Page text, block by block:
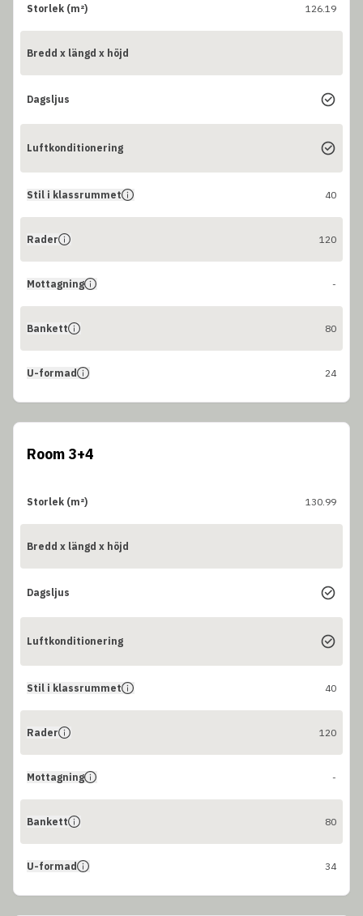
Storlek (m²) 126.19
Bredd x längd x höjd
Dagsljus
Luftkonditionering
Stil i klassrummet 40
Rader 120
Mottagning -
Bankett 80
U-formad 24
Room 3+4
Storlek (m²) 130.99
Bredd x längd x höjd
Dagsljus
Luftkonditionering
Stil i klassrummet 40
Rader 120
Mottagning -
Bankett 80
U-formad 34